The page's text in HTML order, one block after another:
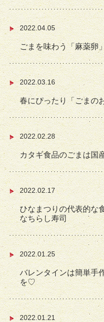
2022.04.05
ごまを味わう「麻薬卵
2022.03.16
春にぴったり「ごまの
2022.02.28
カタギ食品のごまは国
2022.02.17
ひなまつりの代表的な
なちらし寿司
2022.01.25
バレンタインは簡単手
を♡
2022.01.21